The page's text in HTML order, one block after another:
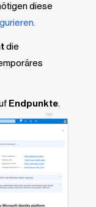
diese
die
Endpunkte.